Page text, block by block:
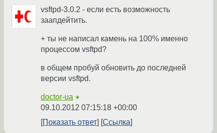
vsftpd-3.0.2 - если есть возможность
заапдейтить.
+ ты не написал камень на 100% именно
процессом vsftpd?
в общем пробуй обновить до последней
версии vsftpd.
doctor-ua ★
09.10.2012 07:15:18 +00:00
Показать ответ
Ссылка